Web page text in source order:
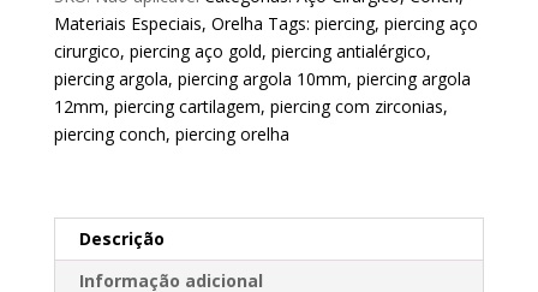
Materiais Especiais, Orelha Tags: piercing, piercing aço
cirurgico, piercing aço gold, piercing antialérgico,
piercing argola, piercing argola 10mm, piercing argola
12mm, piercing cartilagem, piercing com zirconias,
piercing conch, piercing orelha
Descrição
Informação adicional